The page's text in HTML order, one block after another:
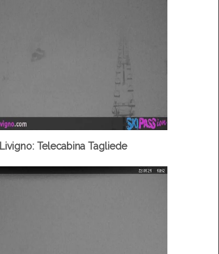
Livigno: Telecabina Tagliede